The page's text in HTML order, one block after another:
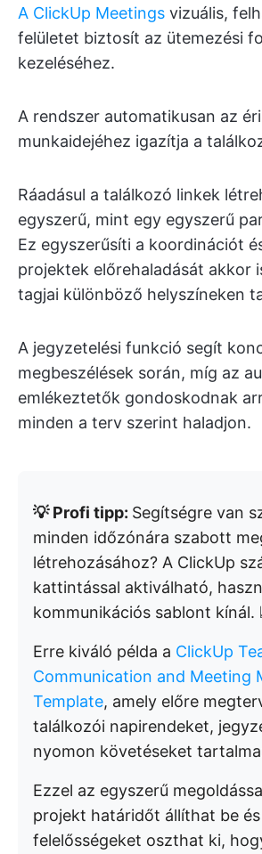
A ClickUp Meetings vizuális,
felületet biztosít az ütemezési
kezeléséhez.
A rendszer automatikusan az
munkaidejéhez igazítja a
Ráadásul a találkozó linkek
egyszerű, mint egy egyszerű
Ez egyszerűsíti a koordinációt
projektek előrehaladását akkor
tagjai különböző helyszíneken
A jegyzetelési funkció segít
megbeszélések során, míg az
emlékeztetők gondoskodnak
minden a terv szerint haladjon.
💡 Profi tipp: Segítségre van
minden időzónára szabott
létrehozásához? A ClickUp
kattintással aktiválható,
kommunikációs sablont kínál.
Erre kiváló példa a ClickUp
Communication and Meeting
Template, amely előre
találkozói napirendeket,
nyomon követéseket
Ezzel az egyszerű
projekt határidőt állíthat be és
felelősségeket oszthat ki,